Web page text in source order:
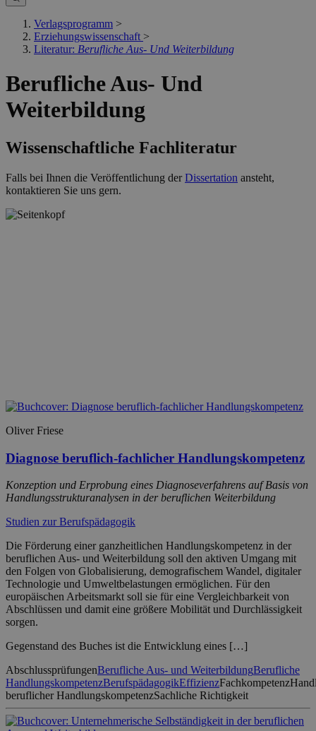
Verlagsprogramm >
Erziehungswissenschaft >
Literatur: Berufliche Aus- Und Weiterbildung
Berufliche Aus- Und
Weiterbildung
Wissenschaftliche Fachliteratur
Falls bei Ihnen die Veröffentlichung derDissertation ansteht,
kontaktieren Sie uns gern.
Oliver Friese
Diagnose beruflich-fachlicher Handlungskompetenz
Konzeption und Erprobung eines Diagnoseverfahrens auf Basis von
Handlungsstrukturanalysen in der beruflichen Weiterbildung
Studien zur Berufspädagogik
Die Förderung einer ganzheitlichen Handlungskompetenz in der
beruflichen Aus- und Weiterbildung soll den aktiven Umgang mit
den Folgen von Globalisierung, demografischem Wandel, digitaler
Technologie und Umweltbelastungen ermöglichen. Für den
europäischen Arbeitsmarkt soll sie für eine Vergleichbarkeit von
Abschlüssen und damit eine größere Mobilität und Durchlässigkeit
sorgen.
Gegenstand des Buches ist die Entwicklung eines […]
AbschlussprüfungenBerufliche Aus- und WeiterbildungBerufliche
HandlungskompetenzBerufspädagogikEffizienzFachkompetenz
beruflicher HandlungskompetenzSachliche Richtigkeit